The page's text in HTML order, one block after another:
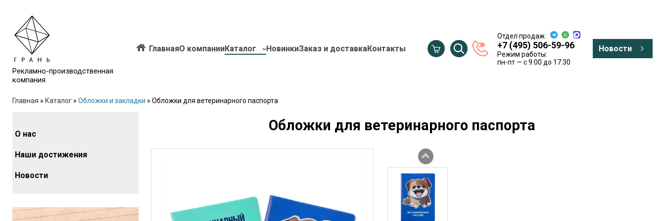
Рекламно-производственная
компания
ГлавнаяО компанииКаталог НовинкиЗаказ и доставкаКонтакты
Отдел продаж:
+7 (495) 506-59-96
Режим работы:
пн-пт — c 9:00 до 17:30
Новости
Главная » Каталог » Обложки и закладки » Обложки для ветеринарного паспорта
О нас
Наши достижения
Новости
Обложки для ветеринарного паспорта